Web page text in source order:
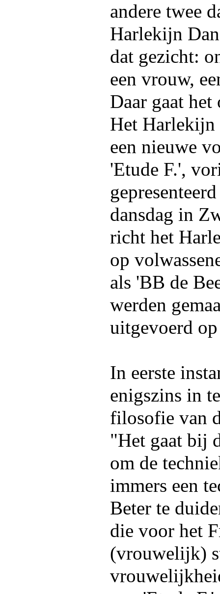
andere twee
Harlekijn
dat gezicht:
een vrouw,
Daar gaat het
Het Harlekijn
een nieuwe
'Etude F.',
dansdag in
richt het
op
als 'BB de
werden
uitgevoerd
In eerste
enigszins in
filosofie van
"Het gaat bij
om de
immers een
Beter te
die voor het
(vrouwelijk)